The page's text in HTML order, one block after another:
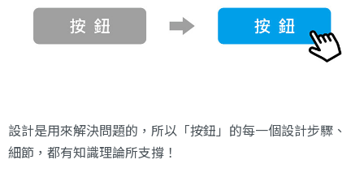
設計是用來解決問題的，所以「按鈕」的每一個設計步驟、
細節，都有知識理論所支撐！